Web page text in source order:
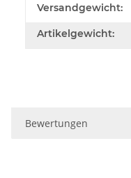
Versandgewicht:
Artikelgewicht:
Bewertungen